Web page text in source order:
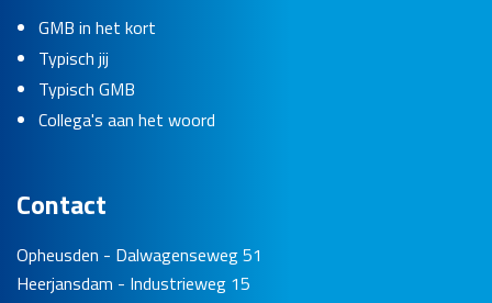
GMB in het kort
Typisch jij
Typisch GMB
Collega's aan het woord
Contact
Opheusden - Dalwagenseweg 51
Heerjansdam - Industrieweg 15